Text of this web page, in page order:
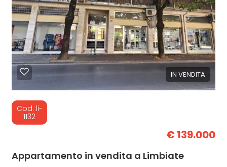
IN VENDITA
Cod. li-
1132
€ 139.000
Appartamento in vendita a Limbiate